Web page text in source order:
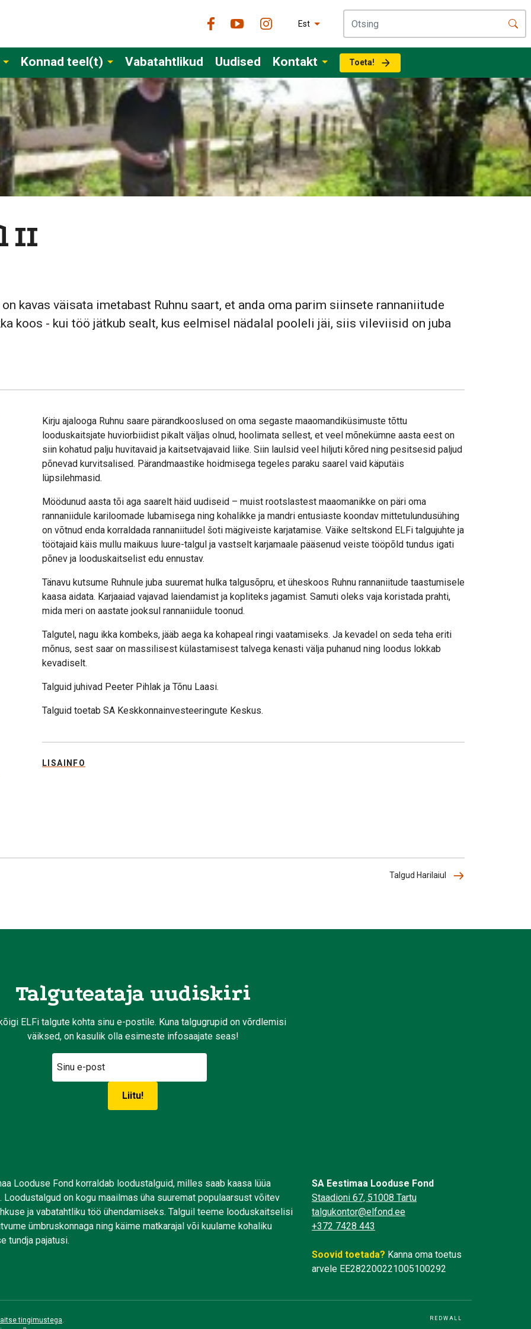
Est
Konnad teel(t) Vabatahtlikud Uudised Kontakt Toeta!
II
kavas väisata imetabast Ruhnu saart, et anda oma parim siinsete rannaniitude
koos - kui töö jätkub sealt, kus eelmisel nädalal pooleli jäi, siis vileviisid on juba
Kirju ajalooga Ruhnu saare pärandkooslused on oma segaste maaomandiküsimuste tõttu
looduskaitsjate huviorbiidist pikalt väljas olnud, hoolimata sellest, et veel mõnekümne aasta eest on
siin kohatud palju huvitavaid ja kaitsetvajavaid liike. Siin laulsid veel hiljuti kõred ning pesitsesid paljud
põnevad kurvitsalised. Pärandmaastike hoidmisega tegeles paraku saarel vaid käputäis
lüpsilehmasid.
Möödunud aasta tõi aga saarelt häid uudiseid – muist rootslastest maaomanikke on päri oma
rannaniidule kariloomade lubamisega ning kohalikke ja mandri entusiaste koondav mittetulundusühing
on võtnud enda korraldada rannaniitudel šoti mägiveiste karjatamise. Väike seltskond ELFi talgujuhte ja
töötajaid käis mullu maikuus luure-talgul ja vastselt karjamaale pääsenud veiste tööpõld tundus igati
põnev ja looduskaitselist edu ennustav.
Tänavu kutsume Ruhnule juba suuremat hulka talgusõpru, et üheskoos Ruhnu rannaniitude taastumisele
kaasa aidata. Karjaaiad vajavad laiendamist ja kopliteks jagamist. Samuti oleks vaja koristada prahti,
mida meri on aastate jooksul rannaniidule toonud.
Talgutel, nagu ikka kombeks, jääb aega ka kohapeal ringi vaatamiseks. Ja kevadel on seda teha eriti
mõnus, sest saar on massilisest külastamisest talvega kenasti välja puhanud ning loodus lokkab
kevadiselt.
Talguid juhivad Peeter Pihlak ja Tõnu Laasi.
Talguid toetab SA Keskkonnainvesteeringute Keskus.
LISAINFO
Talgud Harilaiul
Talguteataja uudiskiri
ELFi talgute kohta sinu e-postile. Kuna talgugrupid on võrdlemisi
väiksed, on kasulik olla esimeste infosaajate seas!
Looduse Fond korraldab loodustalguid, milles saab kaasa lüüa
Loodustalgud on kogu maailmas üha suuremat populaarsust võitev
ja vabatahtliku töö ühendamiseks. Talguil teeme looduskaitselisi
ümbruskonnaga ning käime matkarajal või kuulame kohaliku
tundja pajatusi.
SA Eestimaa Looduse Fond
Staadioni 67, 51008 Tartu
talgukontor@elfond.ee
+372 7428 443
Soovid toetada? Kanna oma toetus
arvele EE282200221005100292
tingimustega.
REDWALL